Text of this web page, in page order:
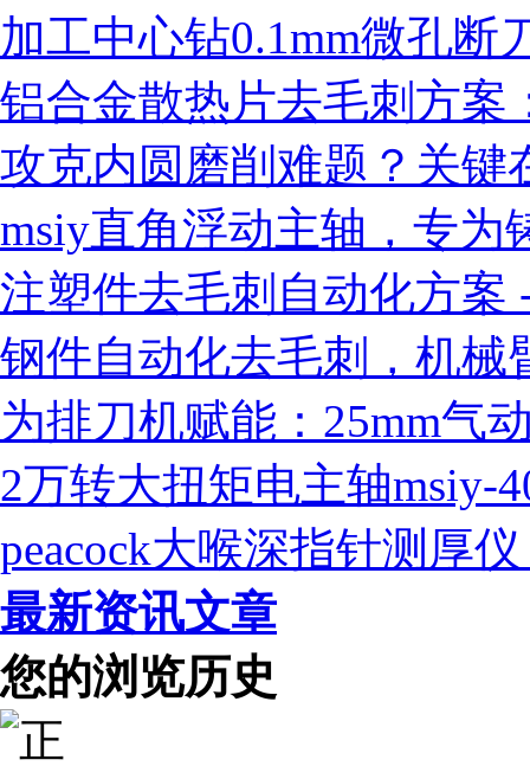
加工中心钻0.1mm微孔断
铝合金散热片去毛刺方案
攻克内圆磨削难题？关键
msiy直角浮动主轴，专为
注塑件去毛刺自动化方案
钢件自动化去毛刺，机械
为排刀机赋能：25mm气
2万转大扭矩电主轴msiy-
peacock大喉深指针测厚
最新资讯文章
您的浏览历史